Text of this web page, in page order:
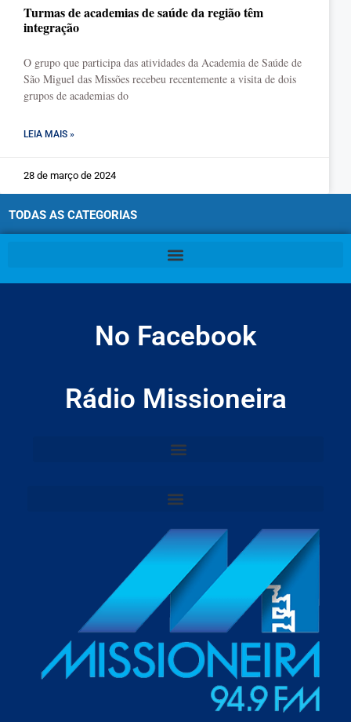
Turmas de academias de saúde da região têm
integração
O grupo que participa das atividades da Academia de Saúde de
São Miguel das Missões recebeu recentemente a visita de dois
grupos de academias do
LEIA MAIS »
28 de março de 2024
TODAS AS CATEGORIAS
No Facebook
Rádio Missioneira